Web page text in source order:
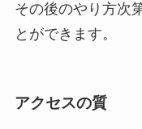
その後のやり方次
とができます。
アクセスの質